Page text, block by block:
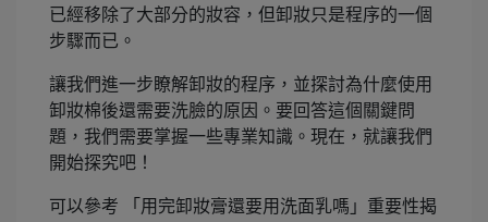
已經移除了大部分的妝容，但卸妝只是程序的一個
步驟而已。
讓我們進一步瞭解卸妝的程序，並探討為什麼使用
卸妝棉後還需要洗臉的原因。要回答這個關鍵問
題，我們需要掌握一些專業知識。現在，就讓我們
開始探究吧！
可以參考 「用完卸妝膏還要用洗面乳嗎」重要性揭